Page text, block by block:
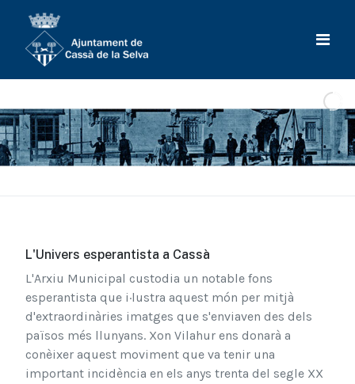
L'Univers esperantista a Cassà
L'Arxiu Municipal custodia un notable fons
esperantista que i·lustra aquest món per mitjà
d'extraordinàries imatges que s'enviaven des dels
països més llunyans. Xon Vilahur ens donarà a
conèixer aquest moviment que va tenir una
important incidència en els anys trenta del segle XX